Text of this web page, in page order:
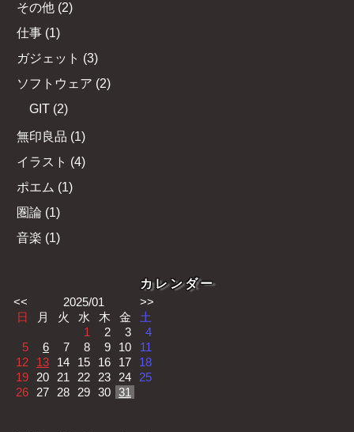
その他 (2)
仕事 (1)
ガジェット (3)
ソフトウェア (2)
GIT (2)
無印良品 (1)
イラスト (4)
ポエム (1)
圏論 (1)
音楽 (1)
カレンダー
<<
2025/01
>>
日
月 火 水 木 金
土
1
2 3
4
5
6 7 8 9 10
11
12
13 14 15 16 17
18
19
20 21 22 23 24
25
26
27 28 29 30 31